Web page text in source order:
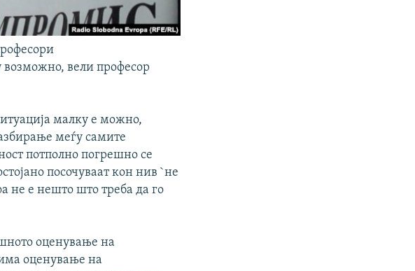
возможно, вели професор
малку е можно,
меѓу самите
потполно погрешно се
посочуваат кон нив `не
не е нешто што треба да го
оценување на
оценување на